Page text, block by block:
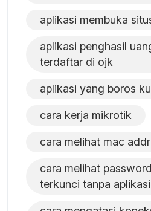
aplikasi membuka
aplikasi penghasil
terdaftar di ojk
aplikasi yang boros
cara kerja mikrotik
cara melihat mac
cara melihat
terkunci tanpa aplikasi